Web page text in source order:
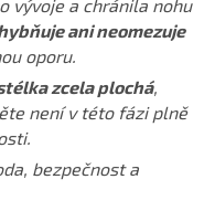
vývoje a chránila nohu
ani neomezuje
oporu.
zcela plochá,
není v této fázi plně
bezpečnost a